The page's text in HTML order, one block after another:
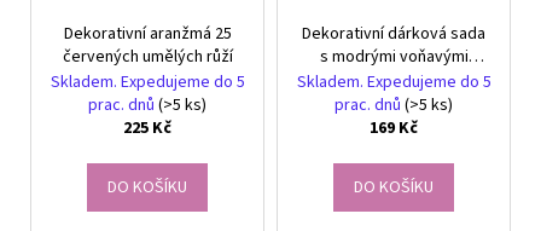
Dekorativní aranžmá 25
červených umělých růží
Skladem. Expedujeme do 5
prac. dnů (>5 ks)
225 Kč
DO KOŠÍKU
Dekorativní dárková sada
s modrými voňavými
mydlovými růžemi 18 kusů
Skladem. Expedujeme do 5
prac. dnů (>5 ks)
169 Kč
DO KOŠÍKU